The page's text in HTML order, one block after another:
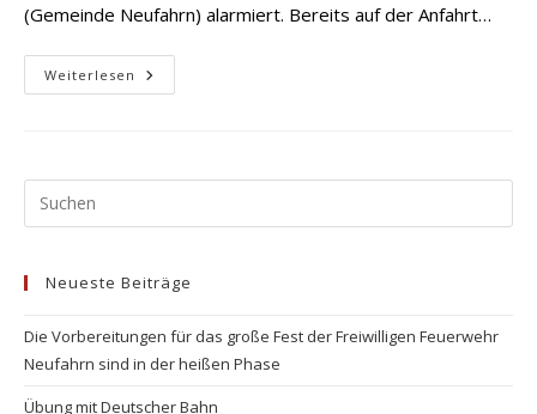
(Gemeinde Neufahrn) alarmiert. Bereits auf der Anfahrt…
Weiterlesen Brand
Landwirtschaftliches
Neueste Beiträge
Die Vorbereitungen für das große Fest der Freiwilligen Feuerwehr
Neufahrn sind in der heißen Phase
Übung mit Deutscher Bahn